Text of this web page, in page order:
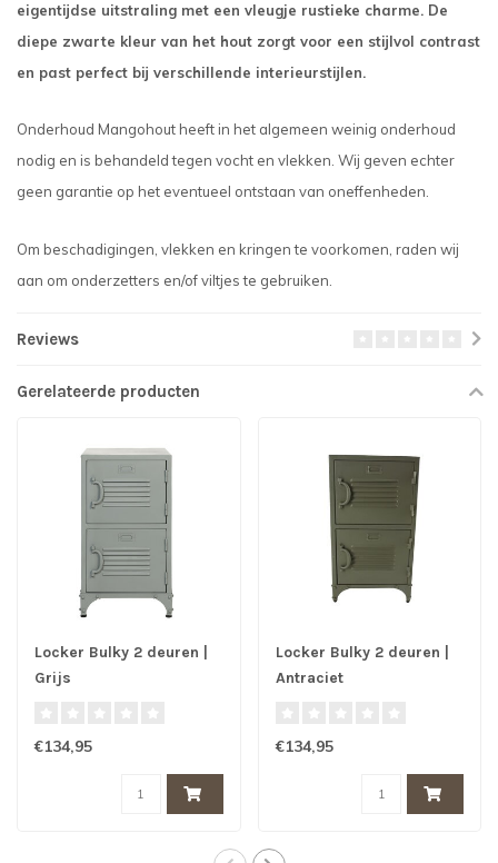
eigentijdse uitstraling met een vleugje rustieke charme. De
diepe zwarte kleur van het hout zorgt voor een stijlvol contrast
en past perfect bij verschillende interieurstijlen.
Onderhoud Mangohout heeft in het algemeen weinig onderhoud
nodig en is behandeld tegen vocht en vlekken. Wij geven echter
geen garantie op het eventueel ontstaan van oneffenheden.
Om beschadigingen, vlekken en kringen te voorkomen, raden wij
aan om onderzetters en/of viltjes te gebruiken.
Reviews
Gerelateerde producten
Locker Bulky 2 deuren |
Grijs
€134,95
Locker Bulky 2 deuren |
Antraciet
€134,95